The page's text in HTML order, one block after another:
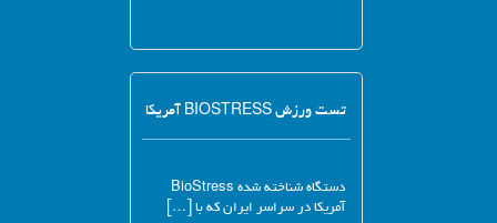
تست ورزش BIOSTRESS آمریکا
دستگاه شناخته شده BioStress
آمریکا در سراسر ایران که با […]